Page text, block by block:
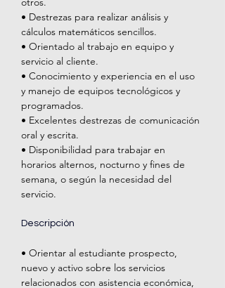
• Destrezas para realizar análisis y
cálculos matemáticos sencillos.
• Orientado al trabajo en equipo y
servicio al cliente.
• Conocimiento y experiencia en el uso
y manejo de equipos tecnológicos y
programados.
• Excelentes destrezas de comunicación
oral y escrita.
• Disponibilidad para trabajar en
horarios alternos, nocturno y fines de
semana, o según la necesidad del
servicio.
Descripción
• Orientar al estudiante prospecto,
nuevo y activo sobre los servicios
relacionados con asistencia económica,